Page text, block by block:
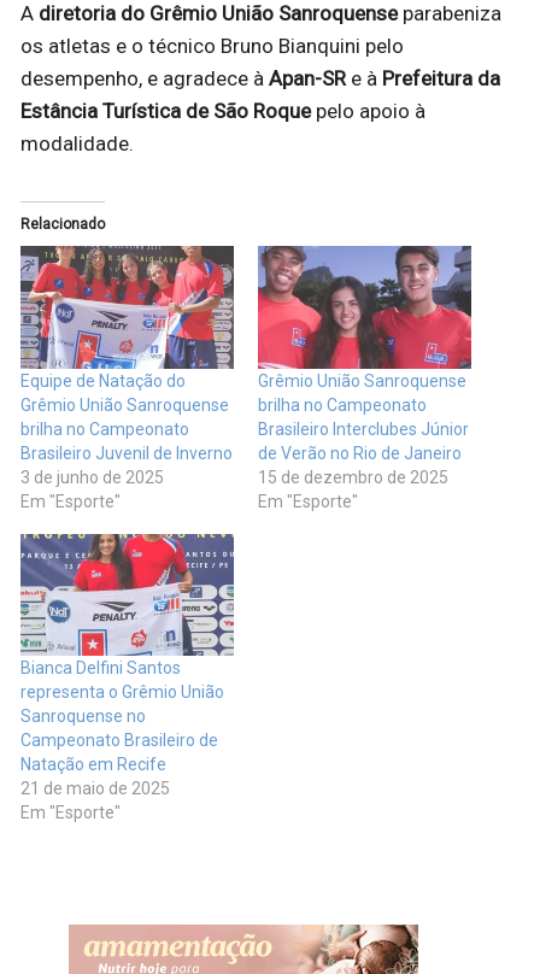
A diretoria do Grêmio União Sanroquenseparabeniza
os atletas e o técnico Bruno Bianquini pelo
desempenho, e agradece à Apan-SRe à Prefeitura da
Estância Turística de São Roquepelo apoio à
modalidade.
Relacionado
Equipe de Natação do
Grêmio União Sanroquense
brilha no Campeonato
Brasileiro Juvenil de Inverno
3 de junho de 2025
Em "Esporte"
Grêmio União Sanroquense
brilha no Campeonato
Brasileiro Interclubes Júnior
de Verão no Rio de Janeiro
15 de dezembro de 2025
Em "Esporte"
Bianca Delfini Santos
representa o Grêmio União
Sanroquense no
Campeonato Brasileiro de
Natação em Recife
21 de maio de 2025
Em "Esporte"